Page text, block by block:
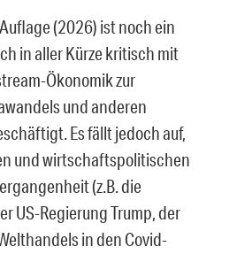
(2026) ist noch ein
in aller Kürze kritisch mit
Ökonomik zur
und anderen
Es fällt jedoch auf,
und wirtschaftspolitischen
(z.B. die
US-Regierung Trump, der
in den Covid-